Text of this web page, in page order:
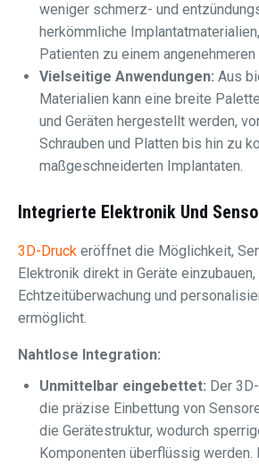
weniger schmerz- und
herkömmliche
Patienten zu einem
Vielseitige Anwendungen: Aus
Materialien kann eine breite
und Geräten hergestellt werden,
Schrauben und Platten bis hin zu
maßgeschneiderten Implantaten.
Integrierte Elektronik Und
3D-Druck eröffnet die Möglichkeit,
Elektronik direkt in Geräte
Echtzeitüberwachung und
ermöglicht.
Nahtlose Integration:
Unmittelbar eingebettet: Der
die präzise Einbettung von
die Gerätestruktur, wodurch
Komponenten überflüssig werden.